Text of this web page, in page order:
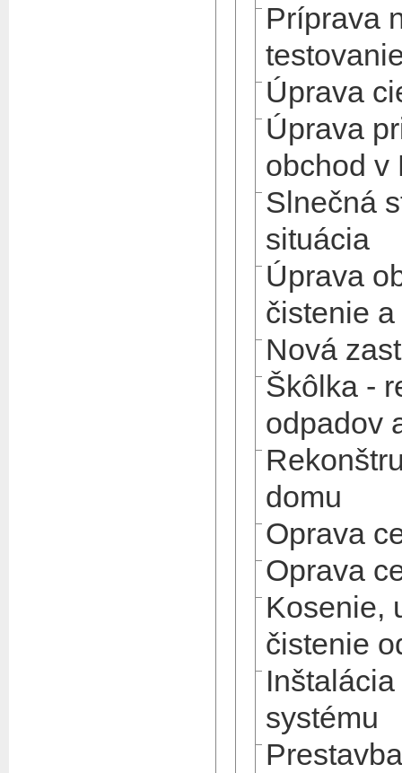
Príprava
Úprava
Úprava
obchod v
Slnečná
situácia
Úprava
čistenie
Nová
Škôlka -
odpadov
domu
Oprava
Oprava
Kosenie,
čistenie
systému